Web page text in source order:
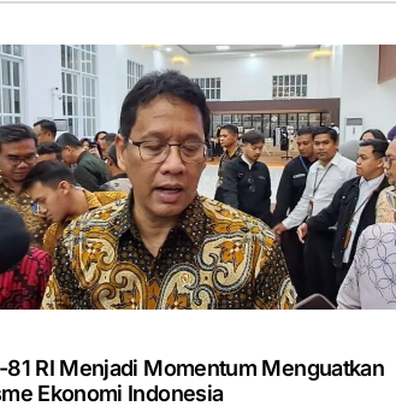
81 RI Menjadi Momentum Menguatkan
Ekonomi Indonesia